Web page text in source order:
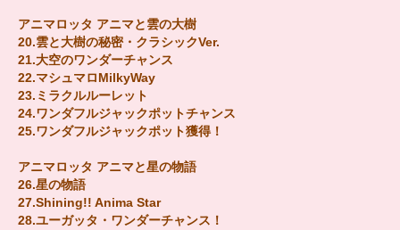
アニマロッタ アニマと雲の大樹
20.雲と大樹の秘密・クラシックVer.
21.大空のワンダーチャンス
22.マシュマロMilkyWay
23.ミラクルルーレット
24.ワンダフルジャックポットチャンス
25.ワンダフルジャックポット獲得！
アニマロッタ アニマと星の物語
26.星の物語
27.Shining!! Anima Star
28.ユーガッタ・ワンダーチャンス！